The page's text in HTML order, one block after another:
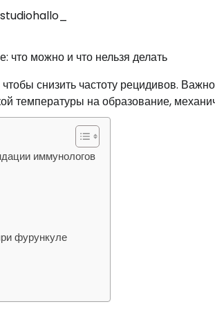
studiohallo_
снизить частоту рецидивов.
температуры на образование,
иммунологов
фурункуле